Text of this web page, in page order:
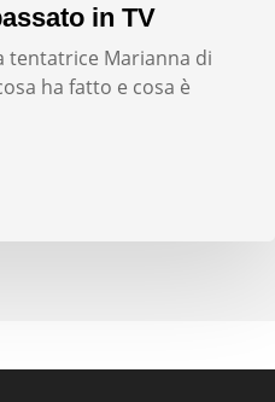
in TV
tentatrice Marianna di
ha fatto e cosa è